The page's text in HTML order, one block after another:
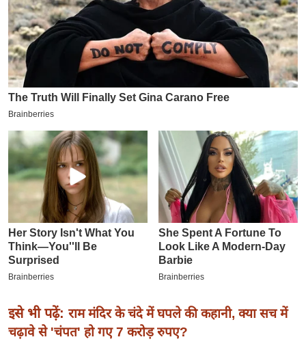
2
0
2
6
क्रा
इ
म
ई
-
पे
मि
सा
ल
बे
मि
सा
इसे भी पढ़ें: राम मंदिर के चंदे में घपले की कहानी, क्या सच में
चढ़ावे से 'चंपत' हो गए 7 करोड़ रुपए?